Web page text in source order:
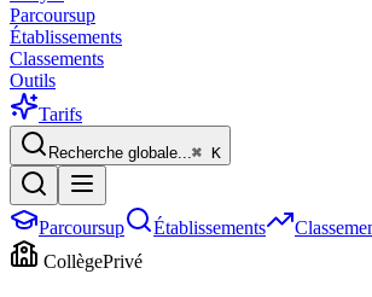
Parcoursup
Établissements
Classements
Outils
Tarifs
Recherche globale...⌘ K
Parcoursup Établissements
CollègePrivé